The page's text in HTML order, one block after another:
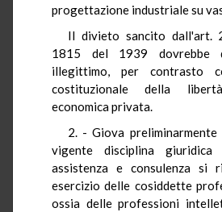
progettazione industriale su
Il divieto sancito dall'art.
1815 del 1939 dovrebbe
illegittimo, per contrasto
costituzionale della
economica privata.
2. - Giova preliminarmente
vigente disciplina
assistenza e consulenza si
esercizio delle cosiddette
ossia delle professioni